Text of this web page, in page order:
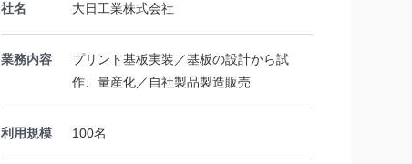
社名 大日工業株式会社
業務内容
プリント基板実装／基板の設計から試
作、量産化／自社製品製造販売
利用規模 100名